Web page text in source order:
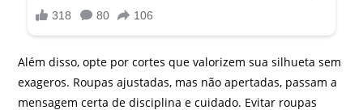
Além disso, opte por cortes que valorizem sua silhueta sem
exageros. Roupas ajustadas, mas não apertadas, passam a
mensagem certa de disciplina e cuidado. Evitar roupas